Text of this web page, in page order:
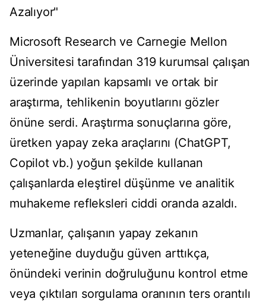
Azalıyor"
Microsoft Research ve Carnegie Mellon
Üniversitesi tarafından 319 kurumsal çalışan
üzerinde yapılan kapsamlı ve ortak bir
araştırma, tehlikenin boyutlarını gözler
önüne serdi. Araştırma sonuçlarına göre,
üretken yapay zeka araçlarını (ChatGPT,
Copilot vb.) yoğun şekilde kullanan
çalışanlarda eleştirel düşünme ve analitik
muhakeme refleksleri ciddi oranda azaldı.
Uzmanlar, çalışanın yapay zekanın
yeteneğine duyduğu güven arttıkça,
önündeki verinin doğruluğunu kontrol etme
veya çıktıları sorgulama oranının ters orantılı